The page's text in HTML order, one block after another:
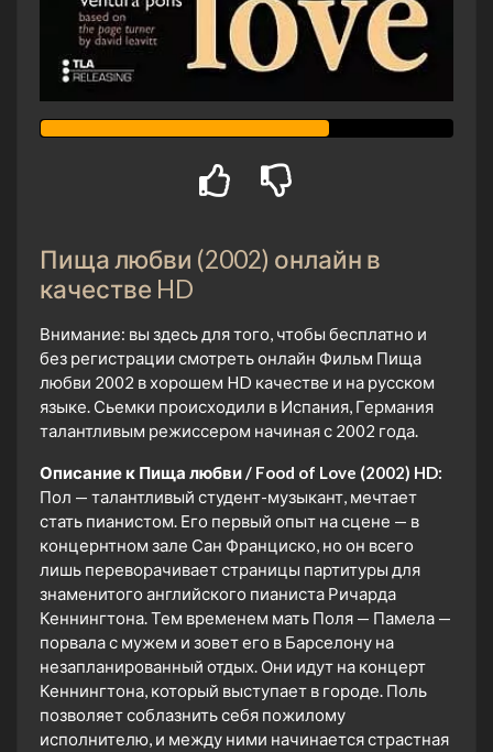
Пища любви (2002) онлайн в
качестве HD
Внимание: вы здесь для того, чтобы бесплатно и
без регистрации смотреть онлайн Фильм Пища
любви 2002 в хорошем HD качестве и на русском
языке. Сьемки происходили в Испания, Германия
талантливым режиссером начиная с 2002 года.
Описание к Пища любви / Food of Love (2002) HD:
Пол — талантливый студент-музыкант, мечтает
стать пианистом. Его первый опыт на сцене — в
концернтном зале Сан Франциско, но он всего
лишь переворачивает страницы партитуры для
знаменитого английского пианиста Ричарда
Кеннингтона. Тем временем мать Поля — Памела —
порвала с мужем и зовет его в Барселону на
незапланированный отдых. Они идут на концерт
Кеннингтона, который выступает в городе. Поль
позволяет соблазнить себя пожилому
исполнителю, и между ними начинается страстная